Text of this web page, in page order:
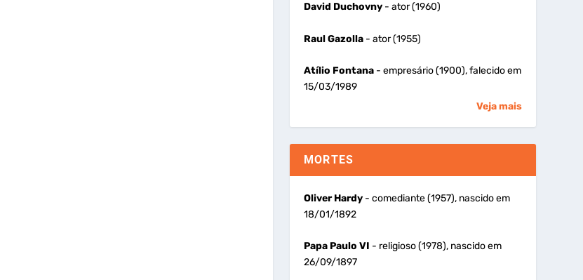
David Duchovny- ator (1960)
Raul Gazolla- ator (1955)
Atílio Fontana- empresário (1900), falecido em
15/03/1989
Veja mais
MORTES
Oliver Hardy- comediante (1957), nascido em
18/01/1892
Papa Paulo VI - religioso (1978), nascido em
26/09/1897